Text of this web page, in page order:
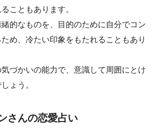
こともあります。
的なものを、目的のために自分でコン
め、冷たい印象をもたれることもあり
づかいの能力で、意識して周囲にとけ
ょう。
さんの恋愛占い